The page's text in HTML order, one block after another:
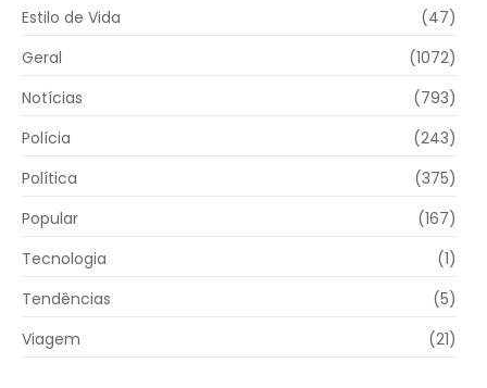
Estilo de Vida
(47)
Geral
(1072)
Notícias
(793)
Polícia
(243)
Política
(375)
Popular
(167)
Tecnologia
(1)
Tendências
(5)
Viagem
(21)